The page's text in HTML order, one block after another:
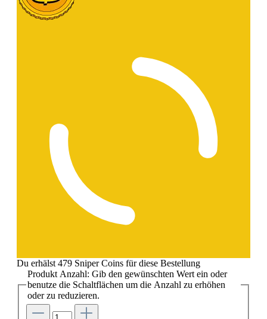
Du erhälst 479 Sniper Coins für diese Bestellung
Produkt Anzahl: Gib den gewünschten Wert ein oder
benutze die Schaltflächen um die Anzahl zu erhöhen
oder zu reduzieren.